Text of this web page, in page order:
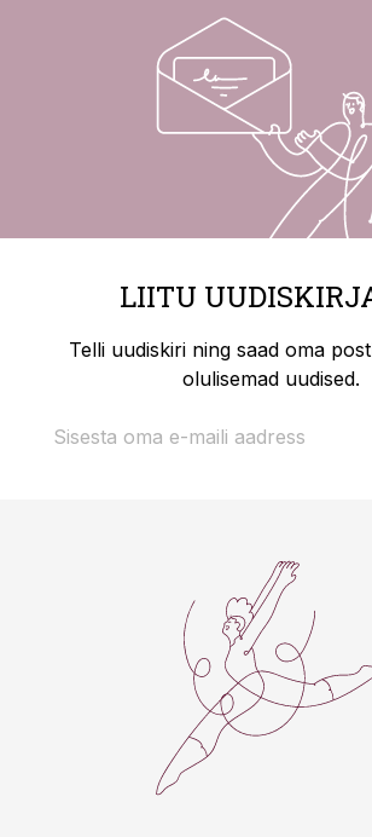
LIITU
Telli uudiskiri ning saad oma
olulisemad uudised.